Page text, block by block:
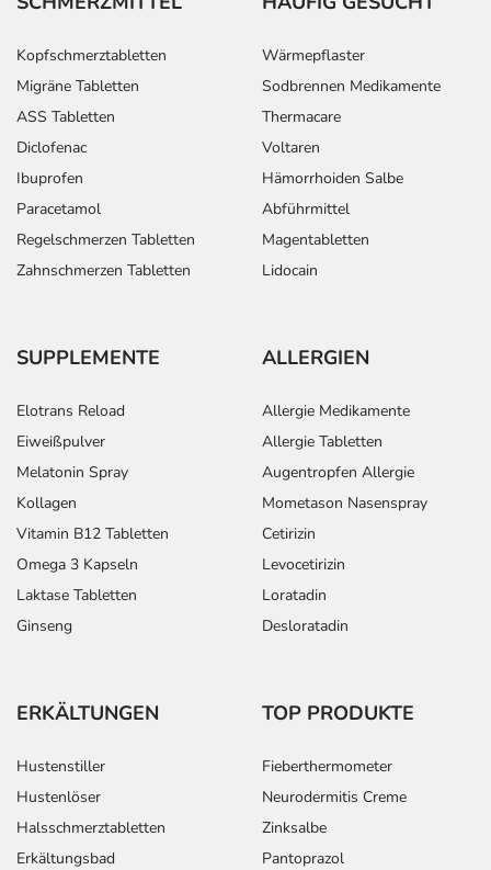
Kopfschmerztabletten
Migräne Tabletten
ASS Tabletten
Diclofenac
Ibuprofen
Paracetamol
Regelschmerzen Tabletten
Zahnschmerzen Tabletten
Wärmepflaster
Sodbrennen Medikamente
Thermacare
Voltaren
Hämorrhoiden Salbe
Abführmittel
Magentabletten
Lidocain
SUPPLEMENTE
Elotrans Reload
Eiweißpulver
Melatonin Spray
Kollagen
Vitamin B12 Tabletten
Omega 3 Kapseln
Laktase Tabletten
Ginseng
ALLERGIEN
Allergie Medikamente
Allergie Tabletten
Augentropfen Allergie
Mometason Nasenspray
Cetirizin
Levocetirizin
Loratadin
Desloratadin
ERKÄLTUNGEN
Hustenstiller
Hustenlöser
Halsschmerztabletten
Erkältungsbad
TOP PRODUKTE
Fieberthermometer
Neurodermitis Creme
Zinksalbe
Pantoprazol